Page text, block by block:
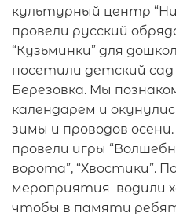
культурный центр
провели русский
“Кузьминки” для
посетили детский сад
Березовка. Мы
календарем и
зимы и проводов
провели игры
ворота”, “Хвостики”.
мероприятия водили
чтобы в памяти